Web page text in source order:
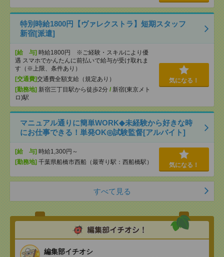
特別時給1800円【ヴァレクストラ】短期スタッフ
新宿[派遣]
[給 与] 時給1800円 ※ご経験・スキルにより優
遇 スマホでかんたんに前払いで給与が受け取れま
す（※上限、条件あり）
[交通費]交通費全額支給（規定あり）
[勤務地] 新宿三丁目駅から徒歩2分 / 新宿(東京メト
ロ)駅
気になる！
マニュアル通りに簡単WORK◆未経験から好きな時
にお仕事できる！単発OK◎試験監督[アルバイト]
[給 与] 時給1,300円～
[勤務地] 千葉県船橋市西船（最寄り駅：西船橋駅） 気になる！
すべて見る
編集部イチオシ